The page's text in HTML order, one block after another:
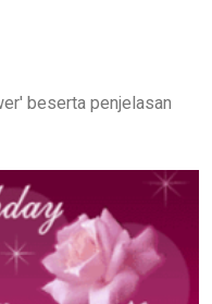
beserta penjelasan